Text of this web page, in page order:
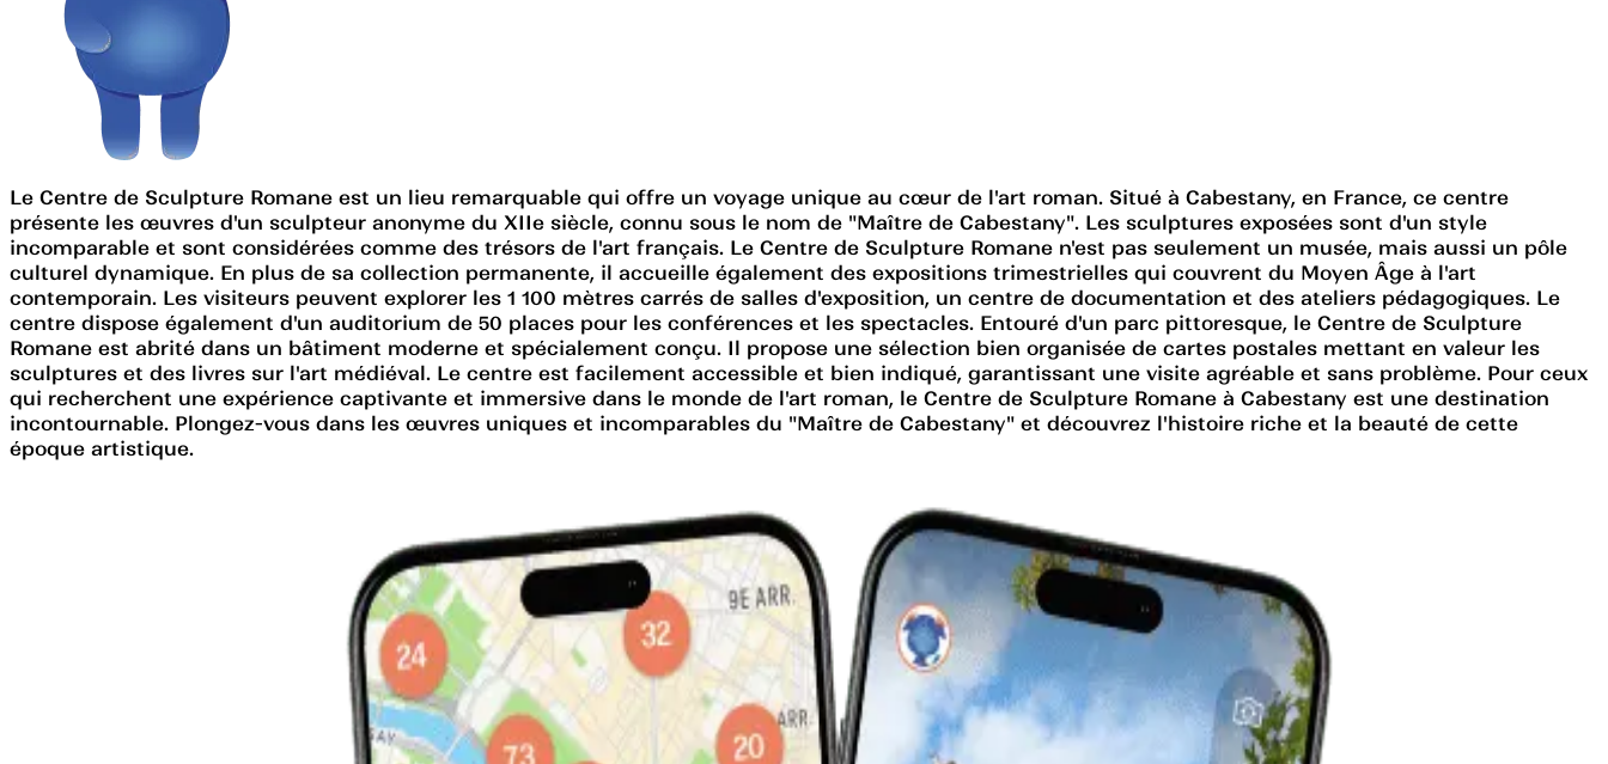
Le Centre de Sculpture Romane est un lieu remarquable qui offre un voyage unique au cœur de l'art roman. Situé à Cabestany, en France, ce centre
présente les œuvres d'un sculpteur anonyme du XIIe siècle, connu sous le nom de "Maître de Cabestany". Les sculptures exposées sont d'un style
incomparable et sont considérées comme des trésors de l'art français. Le Centre de Sculpture Romane n'est pas seulement un musée, mais aussi un pôle
culturel dynamique. En plus de sa collection permanente, il accueille également des expositions trimestrielles qui couvrent du Moyen Âge à l'art
contemporain. Les visiteurs peuvent explorer les 1 100 mètres carrés de salles d'exposition, un centre de documentation et des ateliers pédagogiques. Le
centre dispose également d'un auditorium de 50 places pour les conférences et les spectacles. Entouré d'un parc pittoresque, le Centre de Sculpture
Romane est abrité dans un bâtiment moderne et spécialement conçu. Il propose une sélection bien organisée de cartes postales mettant en valeur les
sculptures et des livres sur l'art médiéval. Le centre est facilement accessible et bien indiqué, garantissant une visite agréable et sans problème. Pour ceux
qui recherchent une expérience captivante et immersive dans le monde de l'art roman, le Centre de Sculpture Romane à Cabestany est une destination
incontournable. Plongez-vous dans les œuvres uniques et incomparables du "Maître de Cabestany" et découvrez l'histoire riche et la beauté de cette
époque artistique.